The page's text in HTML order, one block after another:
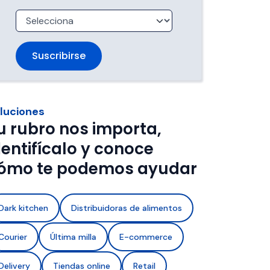
con
de frío y
rubro nos importa,
y conoce
te podemos ayudar
kitchen Distribuidoras de alimentos
Última milla E-commerce
Tiendas online Retail